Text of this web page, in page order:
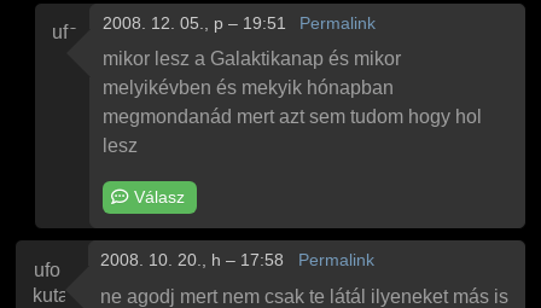
ufo
Válaszjoczek Sós Tibi a kulcsüzenetére
2008. 12. 05., p – 19:51 Permalink
mikor lesz a Galaktikanap és mikor
melyikévben és mekyik hónapban
megmondanád mert azt sem tudom hogy hol
lesz
Válasz
ufo
kutató
2008. 10. 20., h – 17:58 Permalink
ne agodj mert nem csak te látál ilyeneket más is